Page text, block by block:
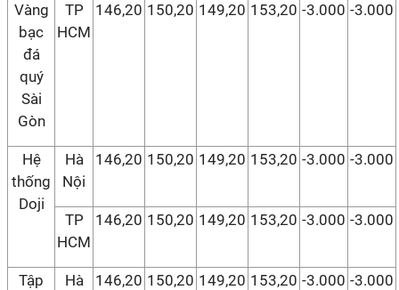
Vàng
bạc
đá
quý
Sài
Gòn
TP
HCM
146,20 150,20 149,20 153,20 -3.000 -3.000
Hệ
thống
Doji
Hà
Nội
146,20 150,20 149,20 153,20 -3.000 -3.000
TP
HCM
146,20 150,20 149,20 153,20 -3.000 -3.000
Tập
Hà
146,20 150,20 149,20 153,20 -3.000 -3.000